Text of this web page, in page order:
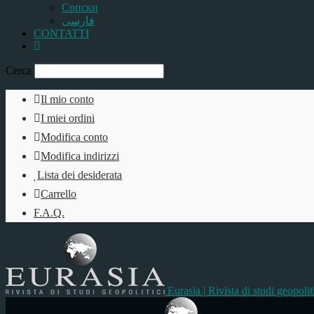
Српски
فارسی
CONTATTI
Cerca
Il mio conto
I miei ordini
Modifica conto
Modifica indirizzi
Lista dei desiderata
Carrello
F.A.Q.
Eurasia | Rivista di studi